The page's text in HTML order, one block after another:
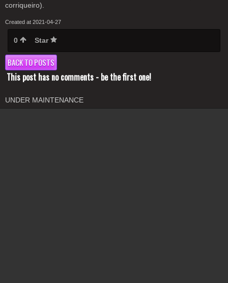
corriqueiro).
Created at 2021-04-27
0 Star
BACK TO POSTS
This post has no comments - be the first one!
UNDER MAINTENANCE